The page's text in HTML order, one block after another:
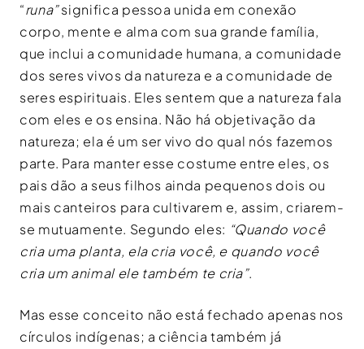
“runa”significa pessoa unida em conexão
corpo, mente e alma com sua grande família,
que inclui a comunidade humana, a comunidade
dos seres vivos da natureza e a comunidade de
seres espirituais. Eles sentem que a natureza fala
com eles e os ensina. Não há objetivação da
natureza; ela é um ser vivo do qual nós fazemos
parte. Para manter esse costume entre eles, os
pais dão a seus filhos ainda pequenos dois ou
mais canteiros para cultivarem e, assim, criarem-
se mutuamente. Segundo eles: “Quando você
cria uma planta, ela cria você, e quando você
cria um animal ele também te cria”.
Mas esse conceito não está fechado apenas nos
círculos indígenas; a ciência também já